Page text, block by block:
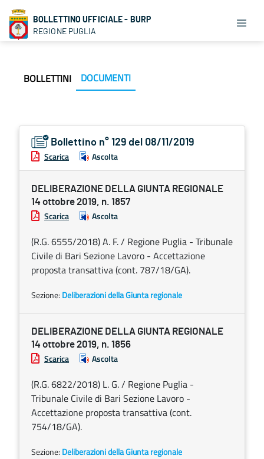
BOLLETTINO UFFICIALE - BURP
REGIONE PUGLIA
BOLLETTINI DOCUMENTI
Bollettino n° 129 del 08/11/2019
Scarica Ascolta
DELIBERAZIONE DELLA GIUNTA REGIONALE
14 ottobre 2019, n. 1857
Scarica Ascolta
(R.G. 6555/2018) A. F. / Regione Puglia - Tribunale
Civile di Bari Sezione Lavoro - Accettazione
proposta transattiva (cont. 787/18/GA).
Sezione: Deliberazioni della Giunta regionale
DELIBERAZIONE DELLA GIUNTA REGIONALE
14 ottobre 2019, n. 1856
Scarica Ascolta
(R.G. 6822/2018) L. G. / Regione Puglia -
Tribunale Civile di Bari Sezione Lavoro -
Accettazione proposta transattiva (cont.
754/18/GA).
Sezione: Deliberazioni della Giunta regionale